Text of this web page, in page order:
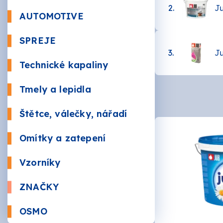
Beton
Kůže a
AUTOMOTIVE
SPREJE
Technické kapaliny
Tmely a lepidla
Štětce, válečky, nářadí
Omítky a zatepení
Vzorníky
ZNAČKY
AKZO
OSMO
2.
3.